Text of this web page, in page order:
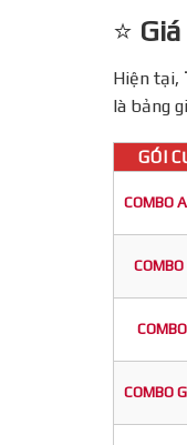
⭐
Hiện tại,
là bảng
GÓI
COMBO
COMBO
COMBO